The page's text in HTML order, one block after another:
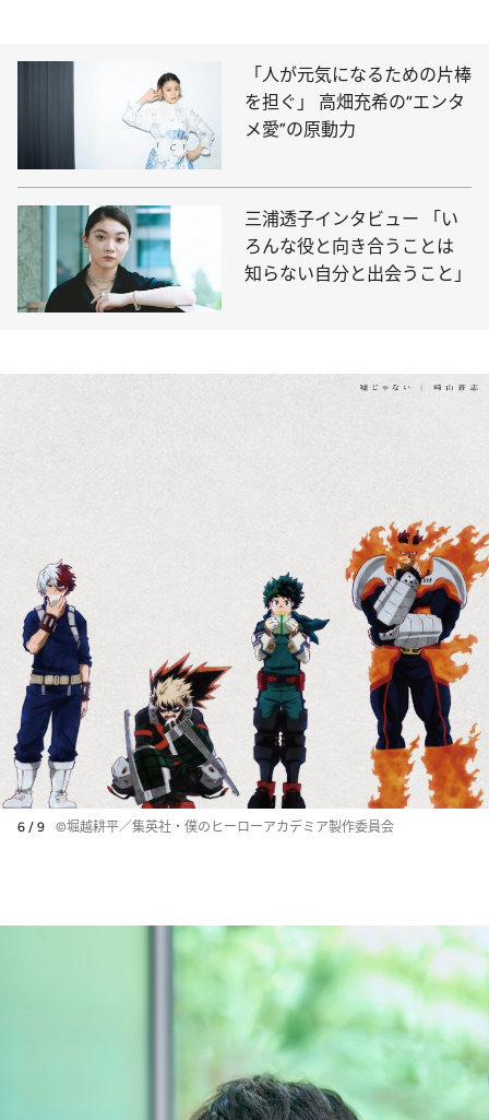
「人が元気になるための片棒
を担ぐ」 高畑充希の“エンタ
メ愛”の原動力
三浦透子インタビュー 「い
ろんな役と向き合うことは
知らない自分と出会うこと」
6 / 9 ©堀越耕平／集英社・僕のヒーローアカデミア製作委員会